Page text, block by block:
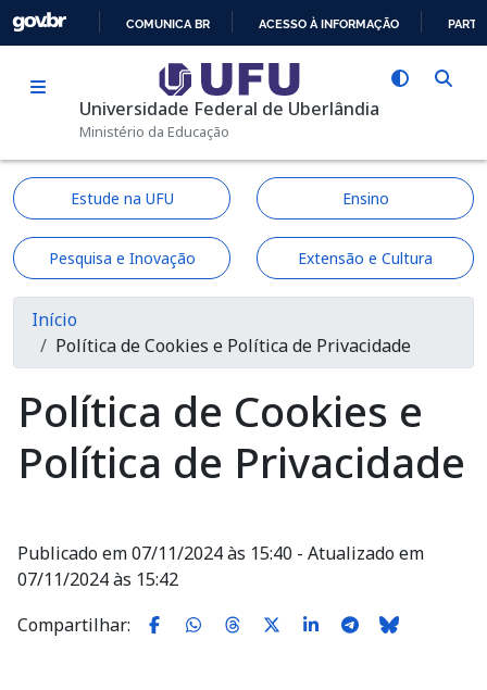
Pular para o conteúdo principal
PARA
O
COMUNICA BR ACESSO À INFORMAÇÃO
Universidade Federal de Uberlândia
Ministério da Educação
Estude na UFU Ensino
Pesquisa e Inovação Extensão e Cultura
Trilha de navegação
Início
Política de Cookies e Política de Privacidade
Política de Cookies e
Política de Privacidade
Publicado em 07/11/2024 às 15:40 - Atualizado em
07/11/2024 às 15:42
Compartilhar: